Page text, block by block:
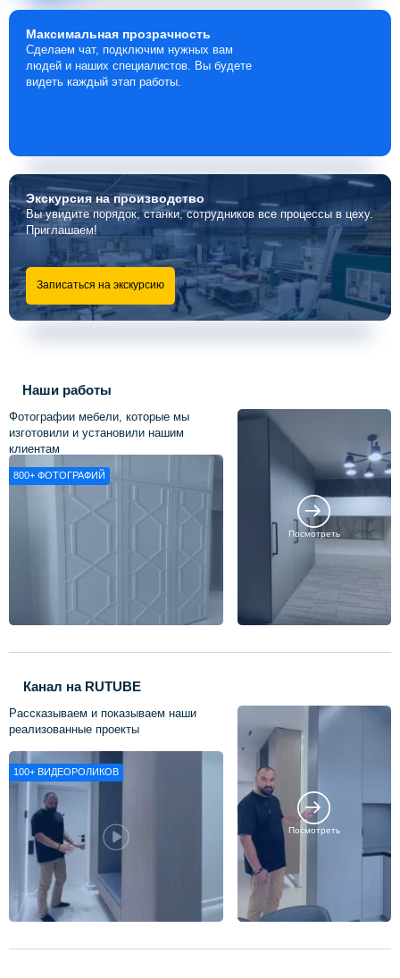
Максимальная прозрачность
Сделаем чат, подключим нужных вам
людей и наших специалистов. Вы будете
видеть каждый этап работы.
Экскурсияна производство
Вы увидите порядок, станки, сотрудников все процессы в цеху.
Приглашаем!
Записаться на экскурсию
Наши работы
Фотографии мебели, которые мы
изготовили и установили нашим
клиентам
800+ ФОТОГРАФИЙ
Посмотреть
Канал на RUTUBE
Рассказываем и показываем наши
реализованные проекты
100+ ВИДЕОРОЛИКОВ
Посмотреть